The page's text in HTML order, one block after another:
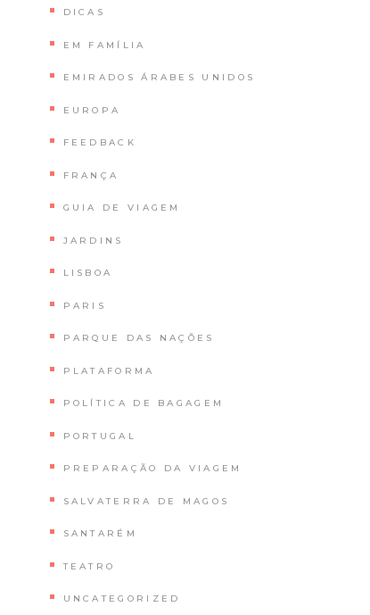
DICAS
EM FAMÍLIA
EMIRADOS ÁRABES UNIDOS
EUROPA
FEEDBACK
FRANÇA
GUIA DE VIAGEM
JARDINS
LISBOA
PARIS
PARQUE DAS NAÇÕES
PLATAFORMA
POLÍTICA DE BAGAGEM
PORTUGAL
PREPARAÇÃO DA VIAGEM
SALVATERRA DE MAGOS
SANTARÉM
TEATRO
UNCATEGORIZED